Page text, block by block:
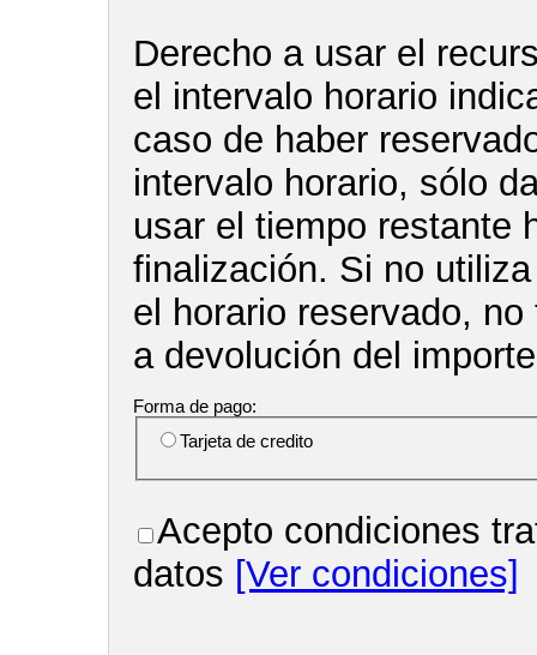
Derecho a usar el
el intervalo horario
caso de haber
intervalo horario, sólo
usar el tiempo restante
finalización. Si no
el horario reservado,
a devolución del
Forma de pago:
Tarjeta de credito
Acepto condiciones
datos [Ver condiciones]